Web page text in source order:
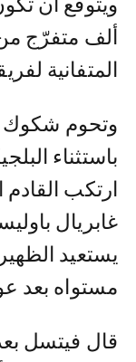
ويتوقع أن
ألف متفرّج
المتفانية
وتحوم شكوك
باستثناء
ارتكب القادم
غابريال
يستعيد
مستواه بعد
قال فيتسل